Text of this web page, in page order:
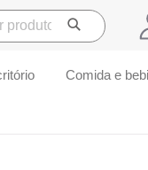
Comida e